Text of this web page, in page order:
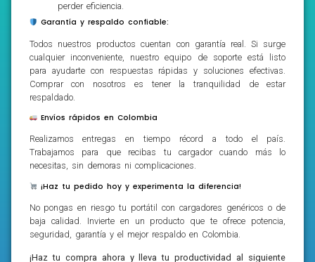
perder eficiencia.
Garantía y respaldo confiable:
Todos nuestros productos cuentan con garantía real. Si surge
cualquier inconveniente, nuestro equipo de soporte está listo
para ayudarte con respuestas rápidas y soluciones efectivas.
Comprar con nosotros es tener la tranquilidad de estar
respaldado.
Envíos rápidos en Colombia
Realizamos entregas en tiempo récord a todo el país.
Trabajamos para que recibas tu cargador cuando más lo
necesitas, sin demoras ni complicaciones.
¡Haz tu pedido hoy y experimenta la diferencia!
No pongas en riesgo tu portátil con cargadores genéricos o de
baja calidad. Invierte en un producto que te ofrece potencia,
seguridad, garantía y el mejor respaldo en Colombia.
¡Haz tu compra ahora y lleva tu productividad al siguiente